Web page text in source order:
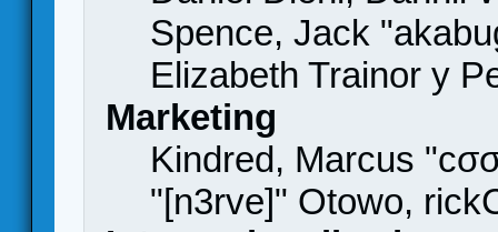
Spence, Jack
Elizabeth Trainor y
Marketing
Kindred, Marcus
"[n3rve]" Otowo,